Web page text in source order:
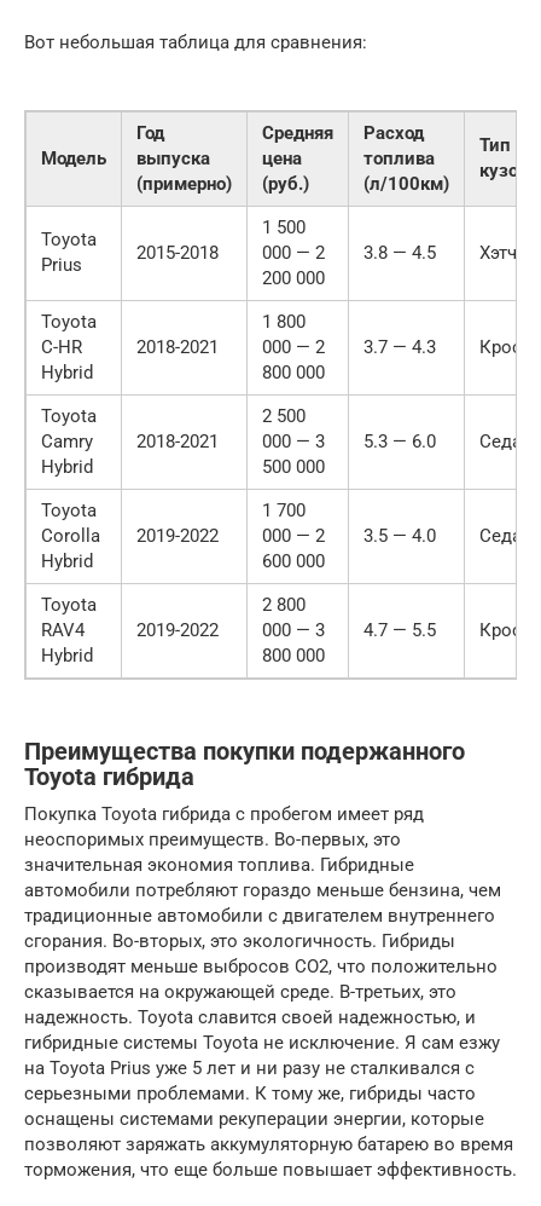
Вот небольшая таблица для сравнения:
Модель
Год
выпуска
(примерно)
Средняя
цена
(руб.)
Расход
топлива
(л/100км)
Тип
кузова
Toyota
Prius
2015-2018
1 500
000 — 2
200 000
3.8 — 4.5
Toyota
C-HR
Hybrid
2018-2021
1 800
000 — 2
800 000
3.7 — 4.3
Toyota
Camry
Hybrid
2018-2021
2 500
000 — 3
500 000
5.3 — 6.0 Седан
Toyota
Corolla
Hybrid
2019-2022
1 700
000 — 2
600 000
3.5 — 4.0 Седан
Toyota
RAV4
Hybrid
2019-2022
2 800
000 — 3
800 000
4.7 — 5.5
Преимущества покупки подержанного
Toyota гибрида
Покупка Toyota гибрида с пробегом имеет ряд
неоспоримых преимуществ. Во-первых, это
значительная экономия топлива. Гибридные
автомобили потребляют гораздо меньше бензина, чем
традиционные автомобили с двигателем внутреннего
сгорания. Во-вторых, это экологичность. Гибриды
производят меньше выбросов CO2, что положительно
сказывается на окружающей среде. В-третьих, это
надежность. Toyota славится своей надежностью, и
гибридные системы Toyota не исключение. Я сам езжу
на Toyota Prius уже 5 лет и ни разу не сталкивался с
серьезными проблемами. К тому же, гибриды часто
оснащены системами рекуперации энергии, которые
позволяют заряжать аккумуляторную батарею во время
торможения, что еще больше повышает эффективность.